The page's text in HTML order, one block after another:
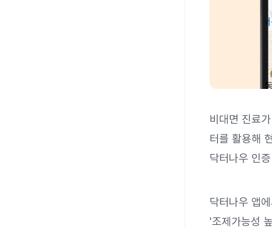
비대면 진료
터를 활용해
닥터나우 인
닥터나우 앱
'조제가능성